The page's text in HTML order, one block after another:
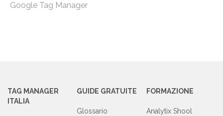
Google Tag Manager
TAG MANAGER
ITALIA
GUIDE GRATUITE
Glossario
FORMAZIONE
Analytix Shool